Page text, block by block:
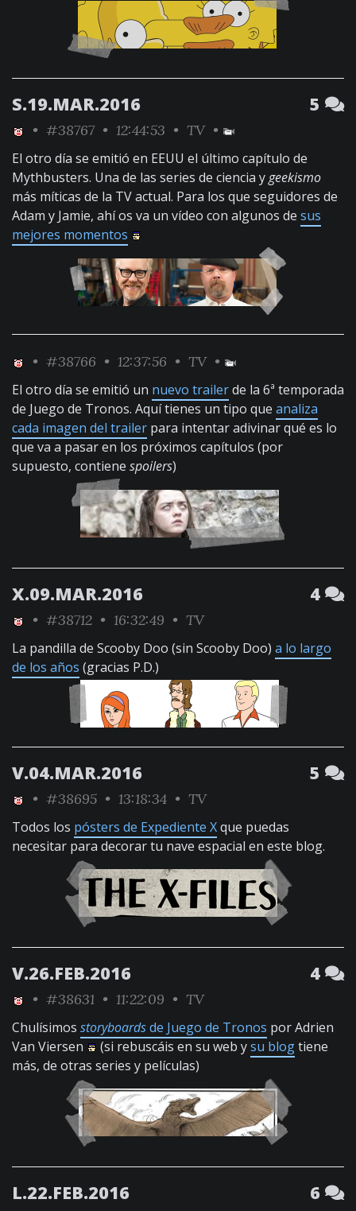
S.19.MAR.2016 5
• #38767 • 12:44:53 • TV•
El otro día se emitió en EEUU el último capítulo de
Mythbusters. Una de las series de ciencia ygeekismo
más míticas de la TV actual. Para los que seguidores de
Adam y Jamie, ahí os va un vídeo con algunos de sus
mejores momentos
• #38766 • 12:37:56 • TV•
El otro día se emitió un nuevo trailerde la 6ª temporada
de Juego de Tronos. Aquí tienes un tipo que analiza
cada imagen del trailer para intentar adivinar qué es lo
que va a pasar en los próximos capítulos (por
supuesto, contiene spoilers)
X.09.MAR.2016 4
• #38712 • 16:32:49 • TV
La pandilla de Scooby Doo (sin Scooby Doo) a lo largo
de los años (gracias P.D.)
V.04.MAR.2016 5
• #38695 • 13:18:34 • TV
Todos los pósters de Expediente Xque puedas
necesitar para decorar tu nave espacial en este blog.
V.26.FEB.2016 4
• #38631 • 11:22:09 • TV
Chulísimos storyboardsde Juego de Tronos por Adrien
Van Viersen
(si rebuscáis en su web ysu blogtiene
más, de otras series y películas)
L.22.FEB.2016 6